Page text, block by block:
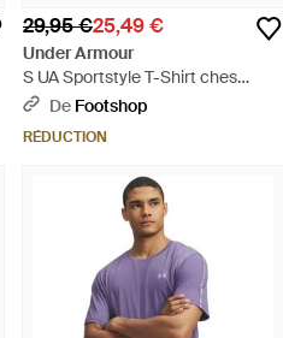
29,95 €25,49 €
Under Armour
S UA Sportstyle T-Shirt ches
Courtes - Noir
De Footshop
RÉDUCTION